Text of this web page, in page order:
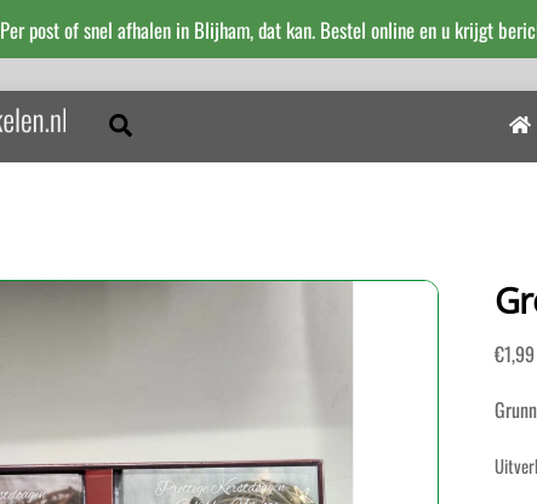
Per post of snel afhalen in Blijham, dat kan. Bestel online en u krijgt
€1,99